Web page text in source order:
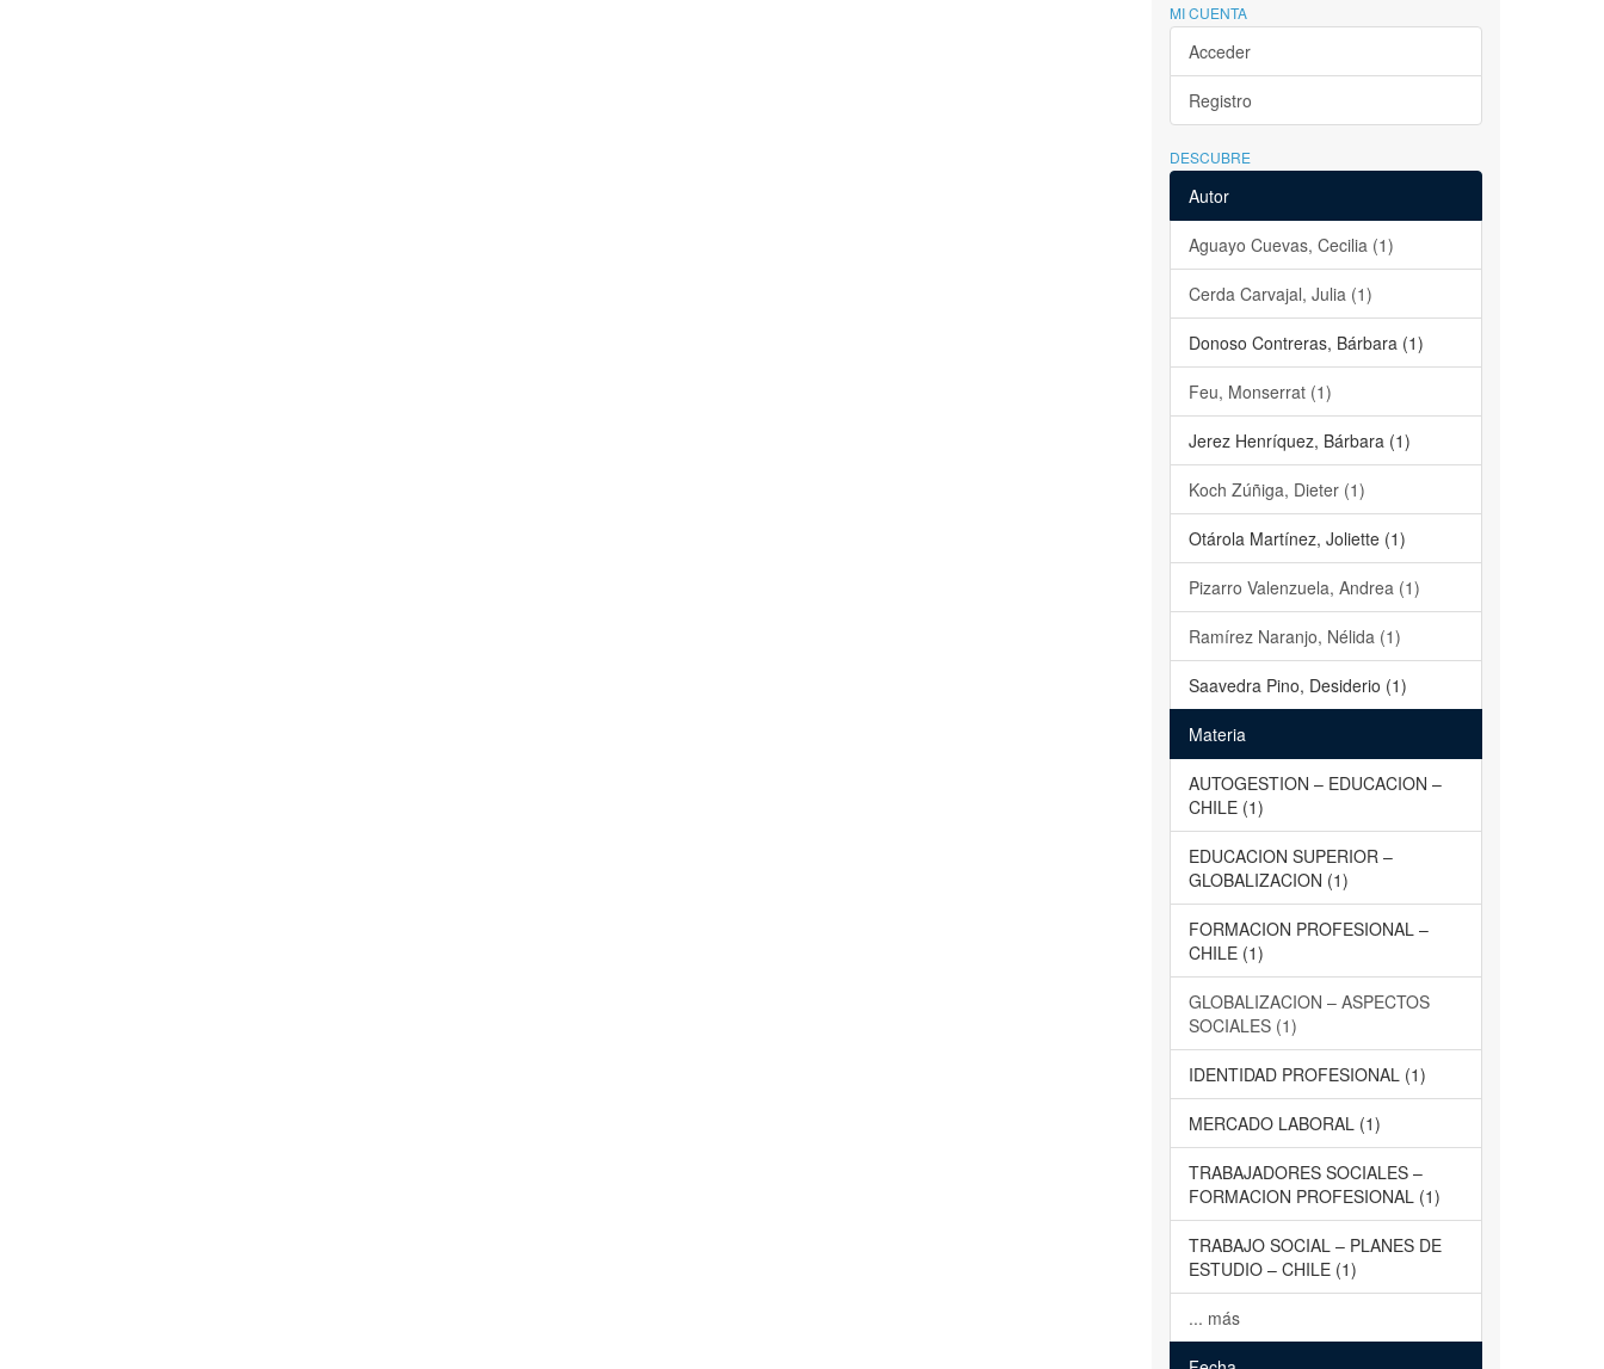
MI CUENTA
Acceder
Registro
DESCUBRE
Autor
Aguayo Cuevas, Cecilia (1)
Cerda Carvajal, Julia (1)
Donoso Contreras, Bárbara (1)
Feu, Monserrat (1)
Jerez Henríquez, Bárbara (1)
Koch Zúñiga, Dieter (1)
Otárola Martínez, Joliette (1)
Pizarro Valenzuela, Andrea (1)
Ramírez Naranjo, Nélida (1)
Saavedra Pino, Desiderio (1)
Materia
AUTOGESTION – EDUCACION –
CHILE (1)
EDUCACION SUPERIOR –
GLOBALIZACION (1)
FORMACION PROFESIONAL –
CHILE (1)
GLOBALIZACION – ASPECTOS
SOCIALES (1)
IDENTIDAD PROFESIONAL (1)
MERCADO LABORAL (1)
TRABAJADORES SOCIALES –
FORMACION PROFESIONAL (1)
TRABAJO SOCIAL – PLANES DE
ESTUDIO – CHILE (1)
... más